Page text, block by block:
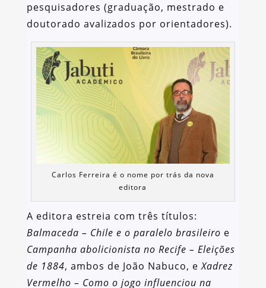
pesquisadores (graduação, mestrado e
doutorado avalizados por orientadores).
Carlos Ferreira é o nome por trás da nova
editora
A editora estreia com três títulos:
Balmaceda – Chile e o paralelo brasileiro e
Campanha abolicionista no Recife – Eleições
de 1884, ambos de João Nabuco, eXadrez
Vermelho – Como o jogo influenciou na